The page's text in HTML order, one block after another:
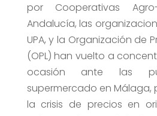
por Cooperativas
Andalucía, las
UPA, y la Organización de
(OPL) han vuelto a
ocasión ante las
supermercado en Málaga,
la crisis de precios en